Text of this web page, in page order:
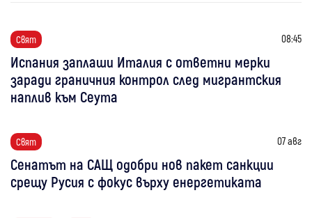
Свят 08:45
Испания заплаши Италия с ответни мерки
заради граничния контрол след мигрантския
наплив към Сеута
Свят 07 авг
Сенатът на САЩ одобри нов пакет санкции
срещу Русия с фокус върху енергетиката